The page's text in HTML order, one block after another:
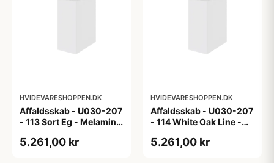
HVIDEVARESHOPPEN.DK
Affaldsskab - U030-207
- 113 Sort Eg - Melamin,
5.261,00 kr
HVIDEVARESHOPPEN.DK
Affaldsskab - U030-207
- 114 White Oak Line -
5.261,00 kr